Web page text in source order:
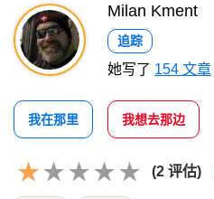
Milan Kment
追踪
她写了 154 文章
我在那里 我想去那边
(2 评估)